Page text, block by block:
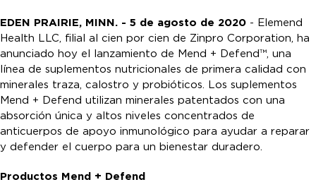
EDEN PRAIRIE, MINN. - 5 de agosto de 2020 - Elemend
Health LLC, filial al cien por cien de Zinpro Corporation, ha
anunciado hoy el lanzamiento de Mend + Defend™, una
línea de suplementos nutricionales de primera calidad con
minerales traza, calostro y probióticos. Los suplementos
Mend + Defend utilizan minerales patentados con una
absorción única y altos niveles concentrados de
anticuerpos de apoyo inmunológico para ayudar a reparar
y defender el cuerpo para un bienestar duradero.
Productos Mend + Defend